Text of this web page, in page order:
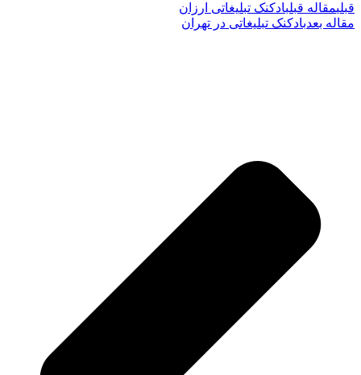
قبلیمقاله قبلبادکنک تبلیغاتی ارزان
مقاله بعدبادکنک تبلیغاتی در تهران